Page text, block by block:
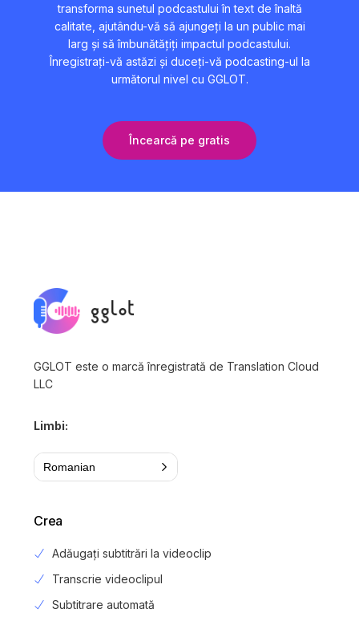
transforma sunetul podcastului în text de înaltă
calitate, ajutându-vă să ajungeți la un public mai
larg și să îmbunătățiți impactul podcastului.
Înregistrați-vă astăzi și duceți-vă podcasting-ul la
următorul nivel cu GGLOT.
Încearcă pe gratis
GGLOT este o marcă înregistrată de Translation Cloud
LLC
Limbi:
Romanian
Crea
Adăugați subtitrări la videoclip
Transcrie videoclipul
Subtitrare automată